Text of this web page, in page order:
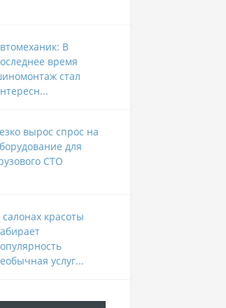
В
время
стал
вырос спрос на
для
СТО
салонах красоты
услуг...